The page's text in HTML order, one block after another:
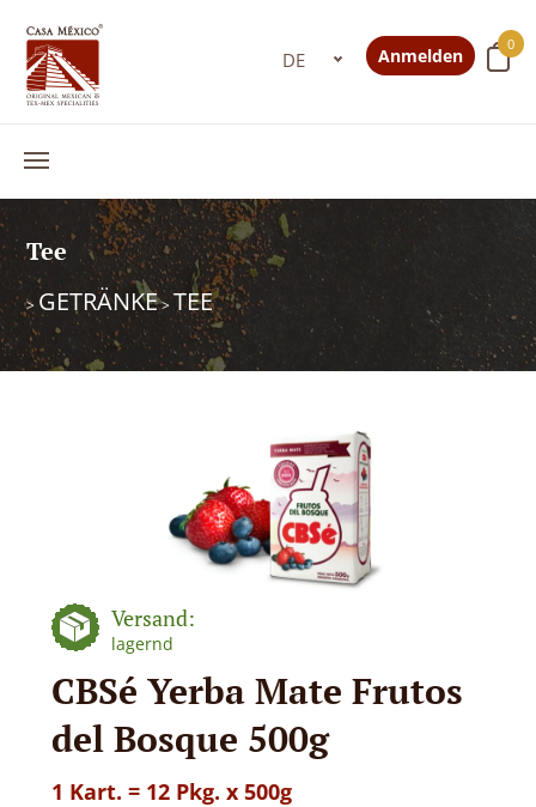
0
Anmelden
Tee
> GETRÄNKE>TEE
Versand:
lagernd
CBSé Yerba Mate Frutos
del Bosque 500g
1 Kart. = 12 Pkg. x 500g